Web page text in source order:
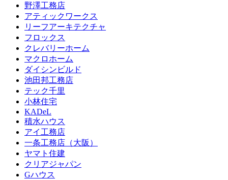
野澤工務店
アティックワークス
リーフアーキテクチャ
フロックス
クレバリーホーム
マクロホーム
ダイシンビルド
池田邦工務店
テック千里
小林住宅
KADeL
積水ハウス
アイ工務店
一条工務店（大阪）
ヤマト住建
クリアジャパン
Gハウス